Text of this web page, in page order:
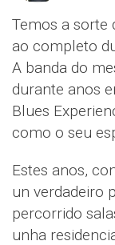
Temos a sorte
ao completo
A banda do
durante anos
Blues
como o seu
Estes anos,
un verdadeiro
percorrido
unha